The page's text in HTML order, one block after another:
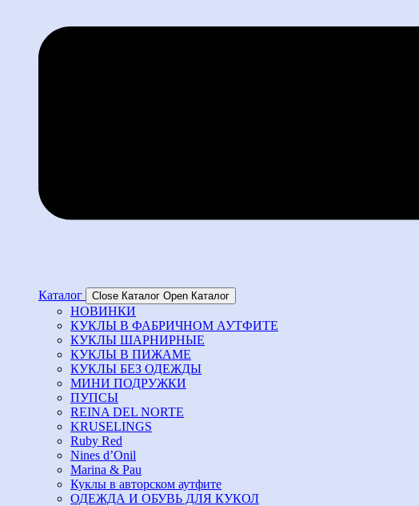
Каталог Close Каталог Open Каталог
НОВИНКИ
КУКЛЫ В ФАБРИЧНОМ АУТФИТЕ
КУКЛЫ ШАРНИРНЫЕ
КУКЛЫ В ПИЖАМЕ
КУКЛЫ БЕЗ ОДЕЖДЫ
МИНИ ПОДРУЖКИ
ПУПСЫ
REINA DEL NORTE
KRUSELINGS
Ruby Red
Nines d’Onil
Marina & Pau
Куклы в авторском аутфите
ОДЕЖДА И ОБУВЬ ДЛЯ КУКОЛ